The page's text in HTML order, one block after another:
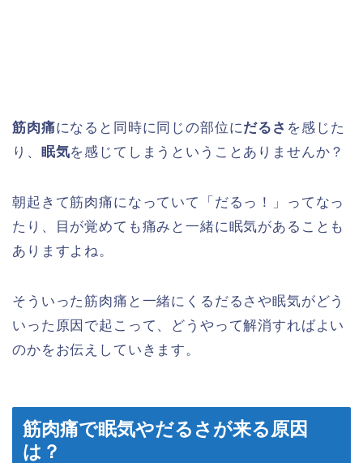
筋肉痛になると同時に同じの部位にだるさ を感じた
り、
眠気を感じてしまうということありませんか？
朝起きて筋肉痛になっていて「だるっ！」ってなっ
たり、目が覚めても痛みと一緒に眠気があることも
ありますよね。
そういった筋肉痛と一緒にくるだるさや眠気がどう
いった原因で起こって、どうやって解消すればよい
のかをお伝えしていきます。
筋肉痛で眠気やだるさが来る原因
は？